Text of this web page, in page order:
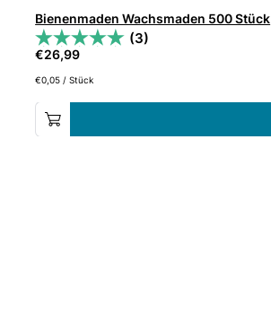
Bienenmaden Wachsmaden 500 Stück
(3)
€26,99
€0,05 /Stück